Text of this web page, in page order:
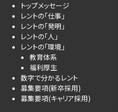
トップメッセージ
レントの「仕事」
レントの「発明」
レントの「人」
レントの「環境」
教育体系
福利厚生
数字で分かるレント
募集要項(新卒採用)
募集要項(キャリア採用)